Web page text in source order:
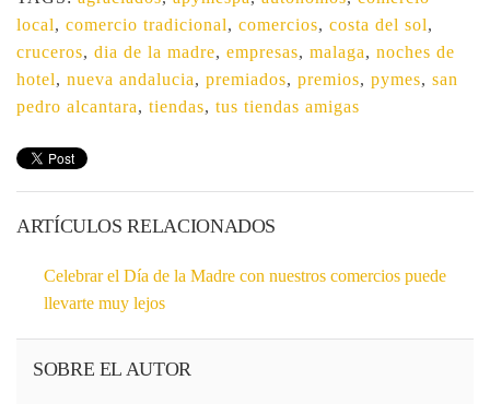
local, comercio tradicional, comercios, costa del sol,
cruceros, dia de la madre, empresas, malaga, noches de
hotel, nueva andalucia, premiados, premios, pymes, san
pedro alcantara, tiendas, tus tiendas amigas
ARTÍCULOS RELACIONADOS
Celebrar el Día de la Madre con nuestros comercios puede
llevarte muy lejos
SOBRE EL AUTOR